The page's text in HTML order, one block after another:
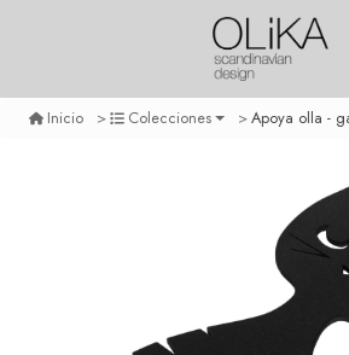
Inicio Colecciones Apoya olla -